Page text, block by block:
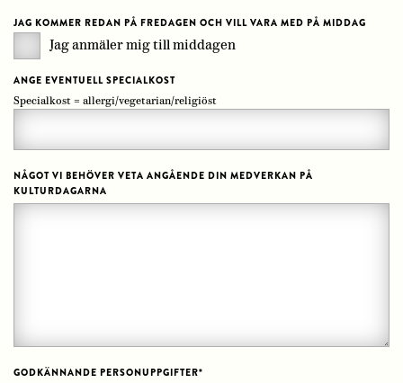
JAG KOMMER REDAN PÅ FREDAGEN OCH VILL VARA MED PÅ MIDDAG
Jag anmäler mig till middagen
ANGE EVENTUELL SPECIALKOST
Specialkost = allergi/vegetarian/religiöst
NÅGOT VI BEHÖVER VETA ANGÅENDE DIN MEDVERKAN PÅ
KULTURDAGARNA
GODKÄNNANDE PERSONUPPGIFTER*